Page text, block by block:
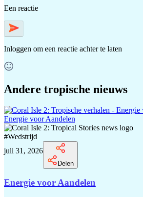
Een reactie
Inloggen om een reactie achter te laten
Andere tropische nieuws
Energie voor Aandelen
#Wedstrijd
juli 31, 2026
Delen
Energie voor Aandelen